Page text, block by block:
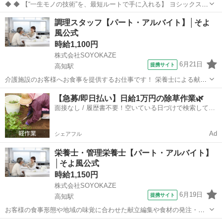
◆ ◆ 【“一生モノの技術”を、最短ルートで手に入れる】 ヨシックスフ
ーズが運営する寿司居酒屋「や台ずし」では、 鮮魚の一部を加工済み
の状態で仕入れることで仕込みの負担を大幅に削減しています。 入社
後は余計な工程に時間...
高知 高知市 高知駅 その他
調理スタッフ【パート・アルバイト】│そよ
風公式
時給1,100円
株式会社SOYOKAZE
高知駅
提携サイト 6月21日
介護施設のお客様へお食事を提供するお仕事です！ 栄養士による献立
をもとに、調理業務等をお願いします。 ・調理業務全般 ・食材の検
品、在庫管理 ・配膳下膳、食器類の洗浄 ・厨房内の清掃、衛生管理
・帳票類の作成、管理 イベ...
高知 高知市 高知駅 その他
【急募/即日払い】日給1万円の除草作業🌿
面接なし / 履歴書不要！空いている日づけで検索して即
シェアフル Ad
栄養士・管理栄養士【パート・アルバイト】
│そよ風公式
時給1,150円
株式会社SOYOKAZE
高知駅
提携サイト 6月19日
お客様の食事形態や地域の味覚に合わせた献立編集や食材の発注・在
庫管理、帳票作成、食材費の管理などを担当。 調理補助や配膳・下